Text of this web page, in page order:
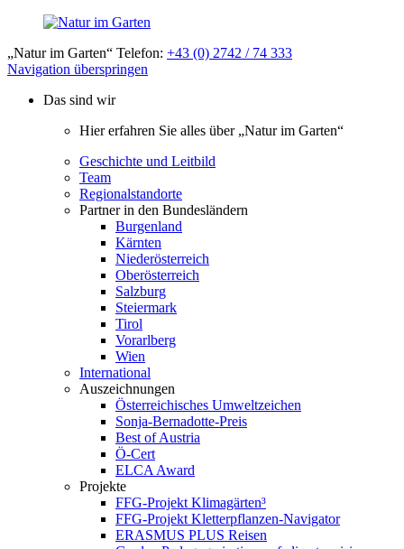
„Natur im Garten“ Telefon: +43 (0) 2742 / 74 333
Navigation überspringen
Das sind wir
Hier erfahren Sie alles über „Natur im Garten“
Geschichte und Leitbild
Team
Regionalstandorte
Partner in den Bundesländern
Burgenland
Kärnten
Niederösterreich
Oberösterreich
Salzburg
Steiermark
Tirol
Vorarlberg
Wien
International
Auszeichnungen
Österreichisches Umweltzeichen
Sonja-Bernadotte-Preis
Best of Austria
Ö-Cert
ELCA Award
Projekte
FFG-Projekt Klimagärten³
FFG-Projekt Kletterpflanzen-Navigator
ERASMUS PLUS Reisen